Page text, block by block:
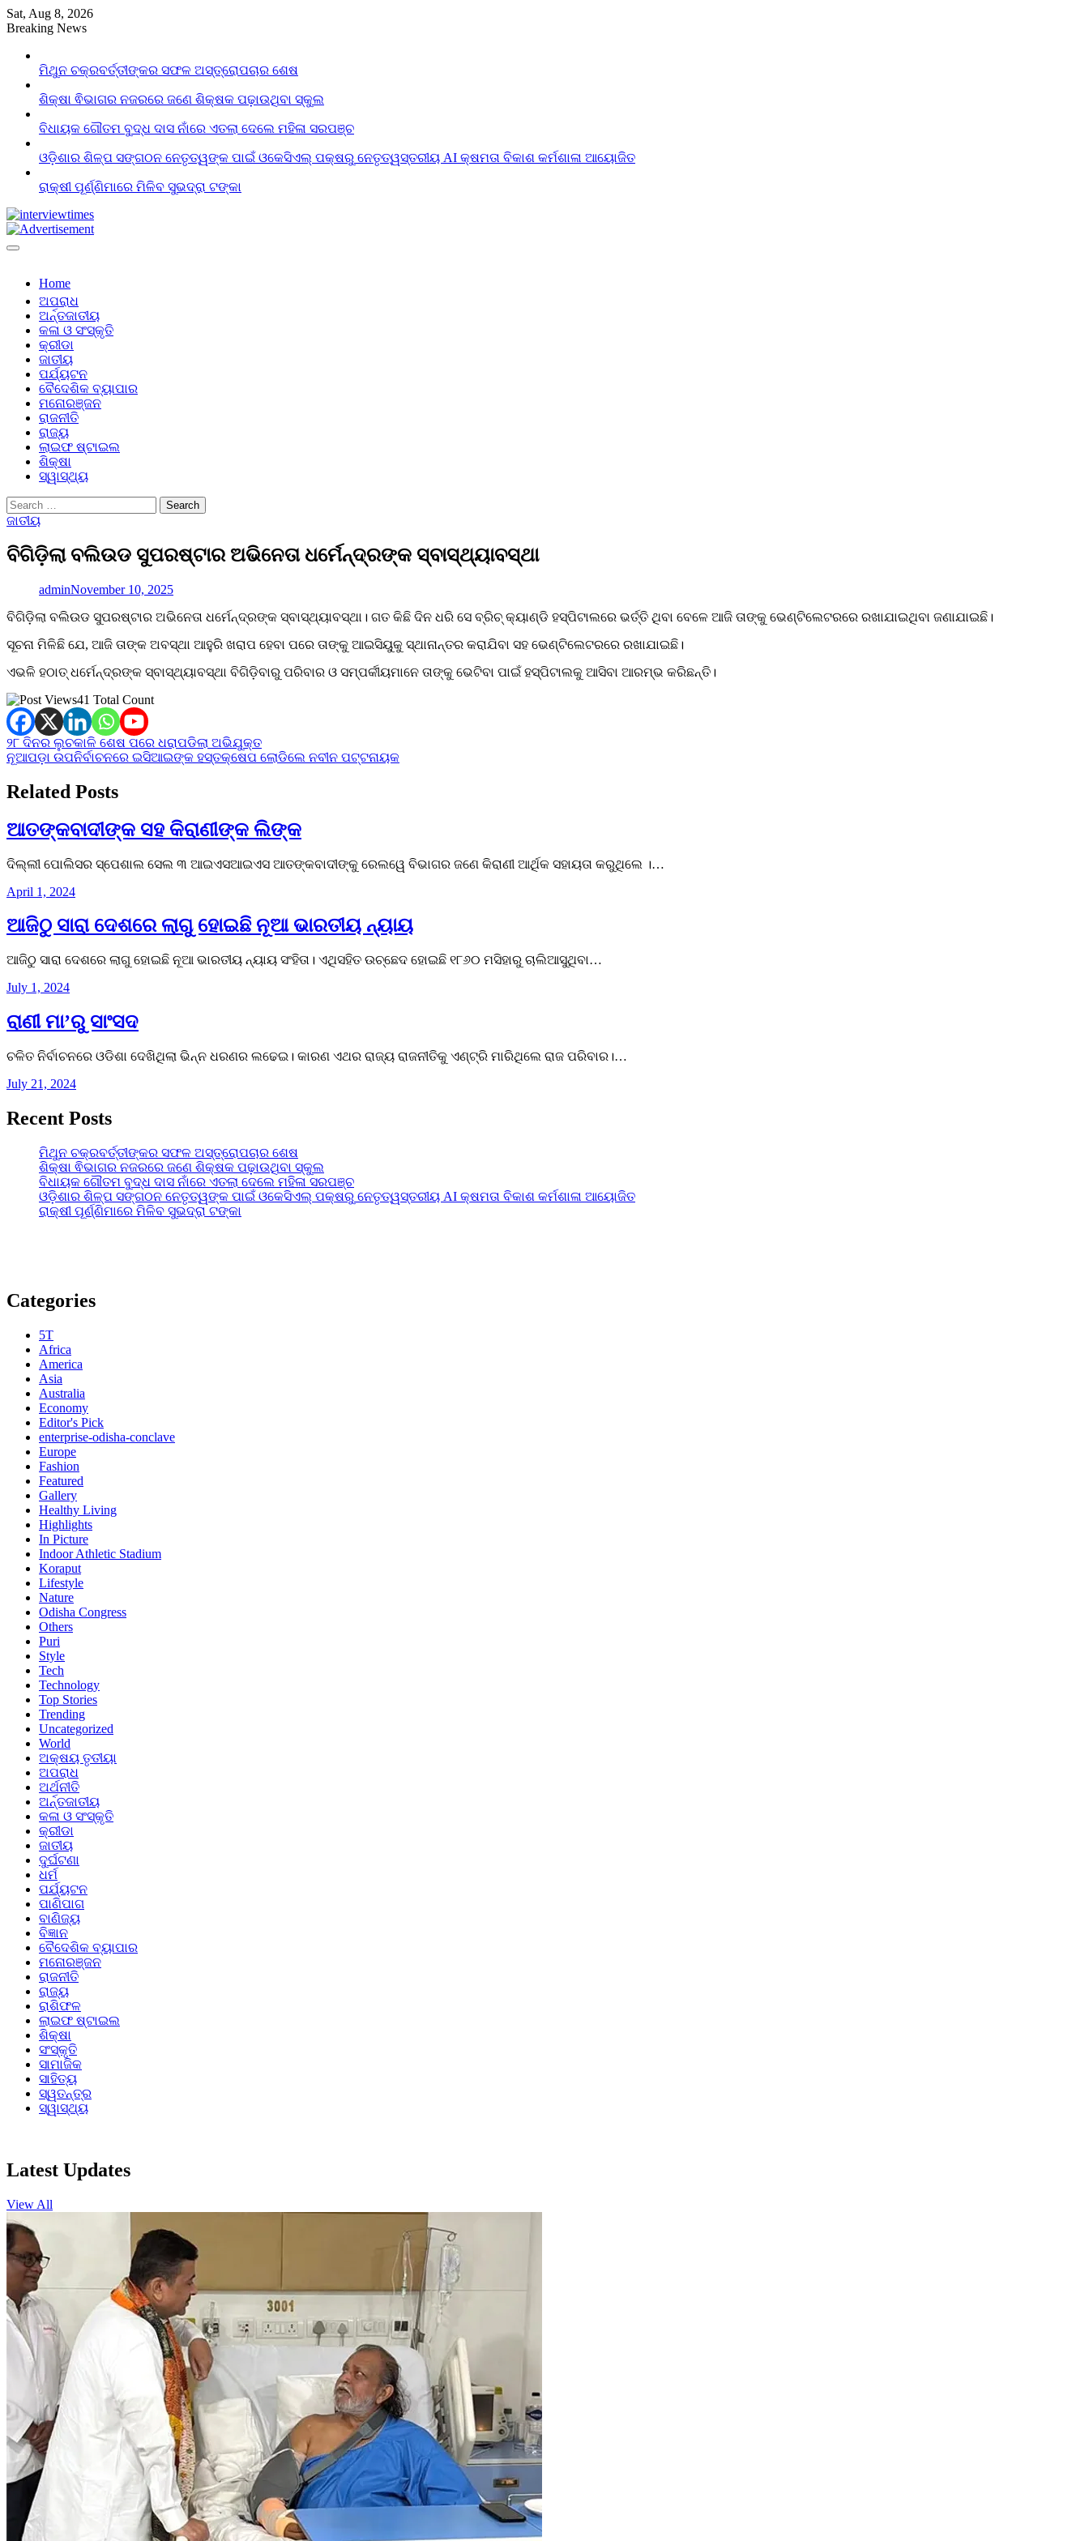
Skip
to
Sat, Aug 8, 2026
Breaking News
ମିଥୁନ ଚକ୍ରବର୍ତ୍ତୀଙ୍କର ସଫଳ ଅସ୍ତ୍ରୋପଚାର ଶେଷ
ଶିକ୍ଷା ଵିଭାଗର ନଜରରେ ଜଣେ ଶିକ୍ଷକ ପଢ଼ାଉଥିବା ସ୍କୁଲ
ବିଧାୟକ ଗୌତମ ବୁଦ୍ଧ ଦାସ ନାଁରେ ଏତଲା ଦେଲେ ମହିଳା ସରପଞ୍ଚ
ଓଡ଼ିଶାର ଶିଳ୍ପ ସଙ୍ଗଠନ ନେତୃତ୍ୱଙ୍କ ପାଇଁ ଓକେସିଏଲ୍ ପକ୍ଷରୁ ନେତୃତ୍ୱସ୍ତରୀୟ AI କ୍ଷମତା ବିକାଶ କର୍ମଶାଳା ଆୟୋଜିତ
ରାକ୍ଷୀ ପୂର୍ଣ୍ଣିମାରେ ମିଳିବ ସୁଭଦ୍ରା ଟଙ୍କା
Home
ଅପରାଧ
ଅର୍ନ୍ତଜାତୀୟ
କଳା ଓ ସଂସ୍କୃତି
କ୍ରୀଡା
ଜାତୀୟ
ପର୍ଯ୍ୟଟନ
ବୈଦେଶିକ ବ୍ୟାପାର
ମନୋରଞ୍ଜନ
ରାଜନୀତି
ରାଜ୍ୟ
ଲାଇଫ ଷ୍ଟାଇଲ
ଶିକ୍ଷା
ସ୍ୱାସ୍ଥ୍ୟ
Search
for:
ଜାତୀୟ
ବିଗିଡ଼ିଲା ବଲିଉଡ ସୁପରଷ୍ଟାର ଅଭିନେତା ଧର୍ମେନ୍ଦ୍ରଙ୍କ ସ୍ବାସ୍ଥ୍ୟାବସ୍ଥା
adminNovember 10, 2025
ବିଗିଡ଼ିଲା ବଲିଉଡ ସୁପରଷ୍ଟାର ଅଭିନେତା ଧର୍ମେନ୍ଦ୍ରଙ୍କ ସ୍ବାସ୍ଥ୍ୟାବସ୍ଥା। ଗତ କିଛି ଦିନ ଧରି ସେ ବ୍ରିଚ୍ କ୍ୟାଣ୍ଡି ହସ୍ପିଟାଲରେ ଭର୍ତ୍ତି ଥିବା ବେଳେ ଆଜି ତାଙ୍କୁ ଭେଣ୍ଟିଲେଟରରେ ରଖାଯାଇଥିବା ଜଣାଯାଇଛି।
ସୂଚନା ମିଳିଛି ଯେ, ଆଜି ତାଙ୍କ ଅବସ୍ଥା ଆହୁରି ଖରାପ ହେବା ପରେ ତାଙ୍କୁ ଆଇସିୟୁକୁ ସ୍ଥାନାନ୍ତର କରାଯିବା ସହ ଭେଣ୍ଟିଲେଟରରେ ରଖାଯାଇଛି।
ଏଭଳି ହଠାତ୍ ଧର୍ମେନ୍ଦ୍ରଙ୍କ ସ୍ବାସ୍ଥ୍ୟାବସ୍ଥା ବିଗିଡ଼ିବ‌ାରୁ ପରିବାର ଓ ସମ୍ପର୍କୀୟମାନେ ତାଙ୍କୁ ଭେଟିବା ପାଇଁ ହସ୍ପିଟାଲକୁ ଆସିବା ଆରମ୍ଭ କରିଛନ୍ତି।
41 Total Count
Post
navigation
୨୮ ଦିନର ଲୁଚକାଳି ଶେଷ ପରେ ଧରାପଡିଲା ଅଭିଯୁକ୍ତ
ନୂଆପଡ଼ା ଉପନିର୍ବାଚନରେ ଇସିଆଇଙ୍କ ହସ୍ତକ୍ଷେପ ଲୋଡିଲେ ନବୀନ ପଟ୍ଟନାୟକ
Related Posts
ଆତଙ୍କବାଦୀଙ୍କ ସହ କିରାଣୀଙ୍କ ଲିଙ୍କ
ଦିଲ୍ଲୀ ପୋଲିସର ସ୍ପେଶାଲ ସେଲ ୩ ଆଇଏସଆଇଏସ ଆତଙ୍କବାଦୀଙ୍କୁ ରେଲୱେ ବିଭାଗର ଜଣେ କିରାଣୀ ଆର୍ଥିକ ସହାୟତା କରୁଥିଲେ ।…
April 1, 2024
ଆଜିଠୁ ସାରା ଦେଶରେ ଲାଗୁ ହୋଇଛି ନୂଆ ଭାରତୀୟ ନ୍ୟାୟ
ଆଜିଠୁ ସାରା ଦେଶରେ ଲାଗୁ ହୋଇଛି ନୂଆ ଭାରତୀୟ ନ୍ୟାୟ ସଂହିତା। ଏଥିସହିତ ଉଚ୍ଛେଦ ହୋଇଛି ୧୮୬୦ ମସିହାରୁ ଚାଲିଆସୁଥିବା…
July 1, 2024
ରାଣୀ ମା’ରୁ ସାଂସଦ
ଚଳିତ ନିର୍ବାଚନରେ ଓଡିଶା ଦେଖିଥିଲା ଭିନ୍ନ ଧରଣର ଲଢେଇ। କାରଣ ଏଥର ରାଜ୍ୟ ରାଜନୀତିକୁ ଏଣ୍ଟ୍ରି ମାରିଥିଲେ ରାଜ ପରିବାର।…
July 21, 2024
Recent Posts
ମିଥୁନ ଚକ୍ରବର୍ତ୍ତୀଙ୍କର ସଫଳ ଅସ୍ତ୍ରୋପଚାର ଶେଷ
ଶିକ୍ଷା ଵିଭାଗର ନଜରରେ ଜଣେ ଶିକ୍ଷକ ପଢ଼ାଉଥିବା ସ୍କୁଲ
ବିଧାୟକ ଗୌତମ ବୁଦ୍ଧ ଦାସ ନାଁରେ ଏତଲା ଦେଲେ ମହିଳା ସରପଞ୍ଚ
ଓଡ଼ିଶାର ଶିଳ୍ପ ସଙ୍ଗଠନ ନେତୃତ୍ୱଙ୍କ ପାଇଁ ଓକେସିଏଲ୍ ପକ୍ଷରୁ ନେତୃତ୍ୱସ୍ତରୀୟ AI କ୍ଷମତା ବିକାଶ କର୍ମଶାଳା ଆୟୋଜିତ
ରାକ୍ଷୀ ପୂର୍ଣ୍ଣିମାରେ ମିଳିବ ସୁଭଦ୍ରା ଟଙ୍କା
Categories
5T
Africa
America
Asia
Australia
Economy
Editor's Pick
enterprise-odisha-conclave
Europe
Fashion
Featured
Gallery
Healthy Living
Highlights
In Picture
Indoor Athletic Stadium
Koraput
Lifestyle
Nature
Odisha Congress
Others
Puri
Style
Tech
Technology
Top Stories
Trending
Uncategorized
World
ଅକ୍ଷୟ ତୃତୀୟା
ଅପରାଧ
ଅର୍ଥନୀତି
ଅର୍ନ୍ତଜାତୀୟ
କଳା ଓ ସଂସ୍କୃତି
କ୍ରୀଡା
ଜାତୀୟ
ଦୁର୍ଘଟଣା
ଧର୍ମ
ପର୍ଯ୍ୟଟନ
ପାଣିପାଗ
ବାଣିଜ୍ୟ
ବିଜ୍ଞାନ
ବୈଦେଶିକ ବ୍ୟାପାର
ମନୋରଞ୍ଜନ
ରାଜନୀତି
ରାଜ୍ୟ
ରାଶିଫଳ
ଲାଇଫ ଷ୍ଟାଇଲ
ଶିକ୍ଷା
ସଂସ୍କୃତି
ସାମାଜିକ
ସାହିତ୍ୟ
ସ୍ୱତନ୍ତ୍ର
ସ୍ୱାସ୍ଥ୍ୟ
Latest Updates
View All